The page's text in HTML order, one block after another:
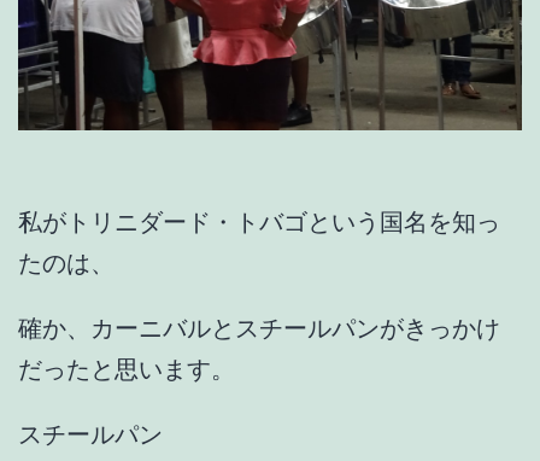
私がトリニダード・トバゴという国名を知っ
たのは、
確か、カーニバルとスチールパンがきっかけ
だったと思います。
スチールパン